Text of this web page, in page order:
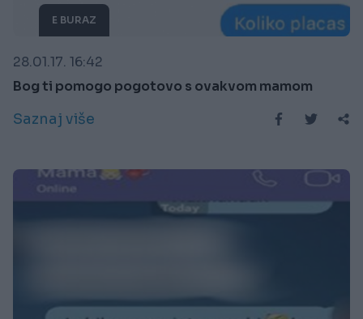
E BURAZ
28.01.17. 16:42
Bog ti pomogo pogotovo s ovakvom mamom
Saznaj više